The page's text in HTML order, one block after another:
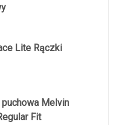
Lite Rączki
Melvin
Fit